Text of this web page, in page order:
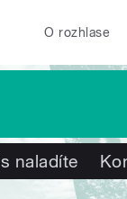
O rozhlase
naladíte